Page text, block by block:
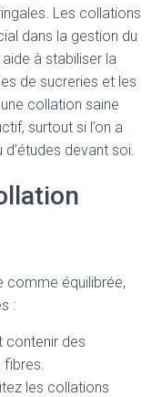
Les collations
dans la gestion du
à stabiliser la
de sucreries et les
collation saine
surtout si l’on a
devant soi.
comme équilibrée,
:
contenir des
fibres.
les collations